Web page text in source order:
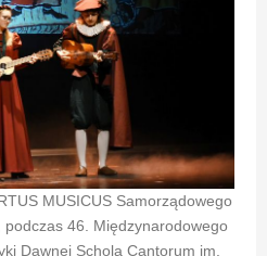
MUSICUS Samorządowego
46. Międzynarodowego
Dawnej Schola Cantorum im.